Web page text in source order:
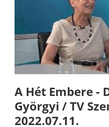
A Hét Embere -
Györgyi / TV
2022.07.11.